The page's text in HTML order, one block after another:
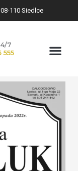
110 Siedlce
7
555